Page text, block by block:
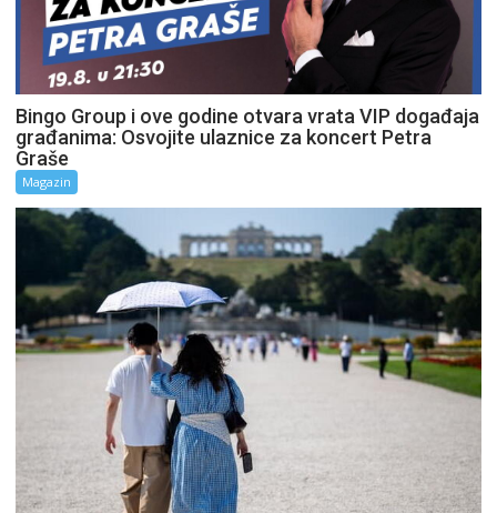
Bingo Group i ove godine otvara vrata VIP događaja
građanima: Osvojite ulaznice za koncert Petra
Graše
Magazin